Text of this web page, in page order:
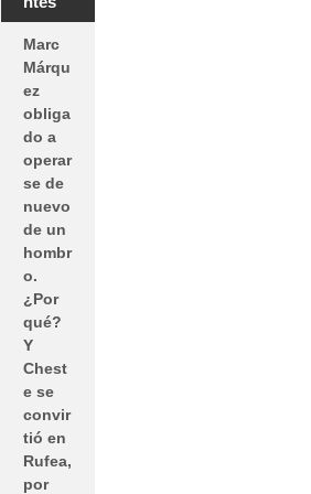
Marc
Márqu
ez
obliga
do a
operar
se de
nuevo
de un
hombr
o.
¿Por
qué?
Y
Chest
e se
convir
tió en
Rufea,
por